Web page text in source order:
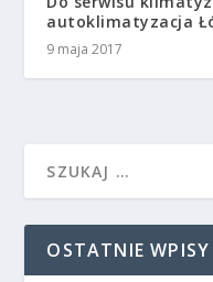
autoklimatyzacja
9 maja 2017
OSTATNIE WPISY